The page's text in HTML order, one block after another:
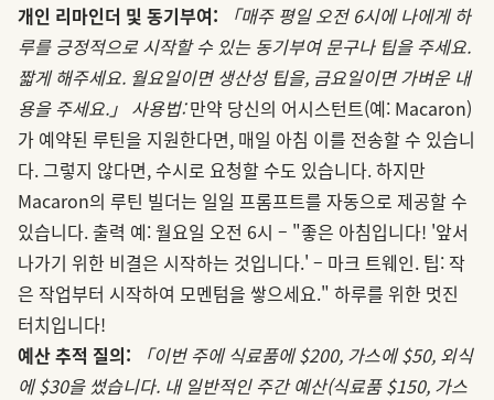
개인 리마인더 및 동기부여:
「매주 평일 오전 6시에 나에게 하
루를 긍정적으로 시작할 수 있는 동기부여 문구나 팁을 주세요.
짧게 해주세요. 월요일이면 생산성 팁을, 금요일이면 가벼운 내
용을 주세요.」 사용법:만약 당신의 어시스턴트(예: Macaron)
가 예약된 루틴을 지원한다면, 매일 아침 이를 전송할 수 있습니
다. 그렇지 않다면, 수시로 요청할 수도 있습니다. 하지만
Macaron의 루틴 빌더는 일일 프롬프트를 자동으로 제공할 수
있습니다. 출력 예: 월요일 오전 6시 – "좋은 아침입니다! '앞서
나가기 위한 비결은 시작하는 것입니다.' – 마크 트웨인. 팁: 작
은 작업부터 시작하여 모멘텀을 쌓으세요." 하루를 위한 멋진
터치입니다!
예산 추적 질의:
「이번 주에 식료품에 $200, 가스에 $50, 외식
에 $30을 썼습니다. 내 일반적인 주간 예산(식료품 $150, 가스